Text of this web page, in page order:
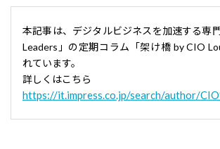
本記事は、デジタルビジネスを加速する専
Leaders」の定期コラム「架け橋 by CIO
れています。
詳しくはこちら
https://it.impress.co.jp/search/author/